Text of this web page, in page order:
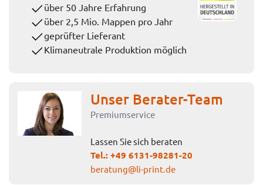
über 50 Jahre Erfahrung
über 2,5 Mio. Mappen pro Jahr
geprüfter Lieferant
Klimaneutrale Produktion möglich
Unser Berater-Team
Premiumservice
Lassen Sie sich beraten
Tel.:+49 6131-98281-20
beratung@li-print.de